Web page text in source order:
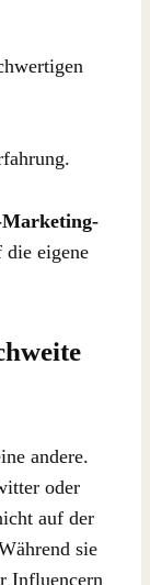
die eigene
andere.
oder
auf der
sie
Influencern